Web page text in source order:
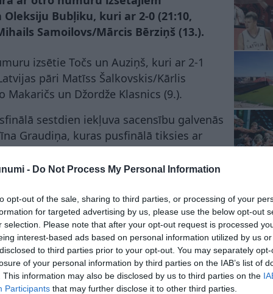
- Do Not Process My Personal Information
opt-out of the sale, sharing to third parties, or processing of your
for targeted advertising by us, please use the below opt-out
selection. Please note that after your opt-out request is processed
interest-based ads based on personal information utilized by us
to third parties prior to your opt-out. You may separately
of your personal information by third parties on the IAB’s list of
This information may also be disclosed by us to third parties on the
Participants that may further disclose it to other third parties.
Bubļiku, kuri ar 2-0 (21:10,
Samoilovs/Mārcis Bērziņš (13.).
izsētie Točs un Auziņš, kuri ar 2-1
pāri Matīss Šalkovskis/Kārlis
Makaričs un Džordže Klasnics (9.).
sestdien iekļuva sacensību galvenās
Graudiņa, kuras pusfinālā tiksies ar
Jirgensone (6.), bet otrā pusfinālā spēlēs
Mellmelle (3.) un spānietes Marta
(4.).
spēles var vērot “Go3 Open” televīzijas
24 valstu pārstāvji, tai skaitā arī viesi no
Vācijas, Polijas, Austrālijas,